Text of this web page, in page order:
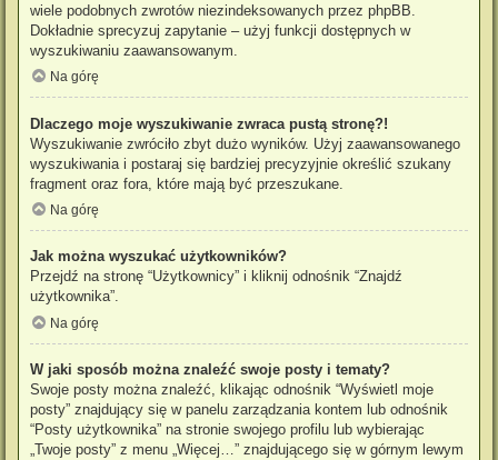
wiele podobnych zwrotów niezindeksowanych przez phpBB.
Dokładnie sprecyzuj zapytanie – użyj funkcji dostępnych w
wyszukiwaniu zaawansowanym.
Na górę
Dlaczego moje wyszukiwanie zwraca pustą stronę?!
Wyszukiwanie zwróciło zbyt dużo wyników. Użyj zaawansowanego
wyszukiwania i postaraj się bardziej precyzyjnie określić szukany
fragment oraz fora, które mają być przeszukane.
Na górę
Jak można wyszukać użytkowników?
Przejdź na stronę “Użytkownicy” i kliknij odnośnik “Znajdź
użytkownika”.
Na górę
W jaki sposób można znaleźć swoje posty i tematy?
Swoje posty można znaleźć, klikając odnośnik “Wyświetl moje
posty” znajdujący się w panelu zarządzania kontem lub odnośnik
“Posty użytkownika” na stronie swojego profilu lub wybierając
„Twoje posty” z menu „Więcej…” znajdującego się w górnym lewym